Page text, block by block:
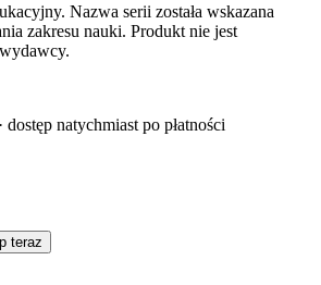
Nazwa serii została wskazana
zakresu nauki. Produkt nie jest
dostęp natychmiast po płatności
teraz